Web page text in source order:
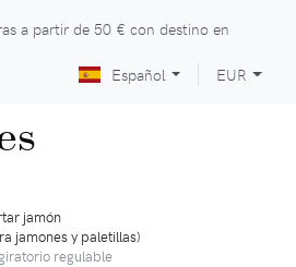
a partir de 50 € con destino en
Español
EUR
jamón
jamones y paletillas)
regulable